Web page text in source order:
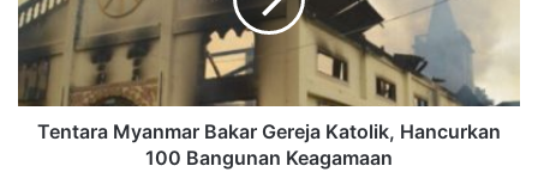
Tentara Myanmar Bakar Gereja Katolik, Hancurkan
100 Bangunan Keagamaan